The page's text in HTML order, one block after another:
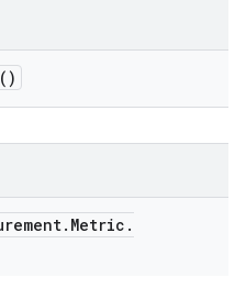
()
. Metric .